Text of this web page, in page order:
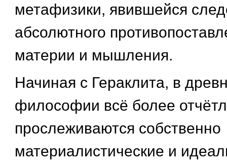
метафизики, явившейся
абсолютного
материи и мышления.
Начиная с Гераклита, в
философии всё более
прослеживаются собственно
материалистические и